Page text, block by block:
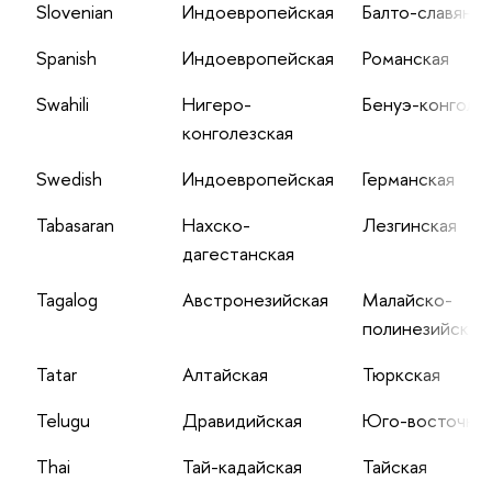
Slovenian Индоевропейская
Балто-
Spanish
Индоевропейская
Романская
Swahili
Нигеро-
конголезская
Бенуэ-
Swedish Индоевропейская
Германская
Tabasaran
Нахско-
дагестанская
Лезгинская
Tagalog Австронезийская
Малайско-
полинезийская
Tatar
Алтайская
Тюркская
Telugu
Дравидийская
Юго-восточная
Thai
Тай-кадайская Тайская